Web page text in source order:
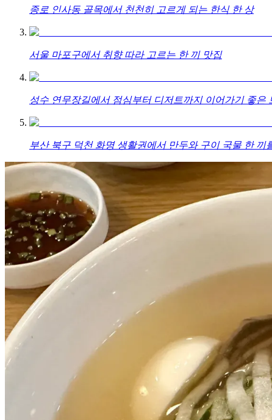
종로 인사동 골목에서 천천히 고르게 되는 한식 한 상
서울 마포구에서 취향 따라 고르는 한 끼 맛집
성수 연무장길에서 점심부터 디저트까지 이어가기 좋은
부산 북구 덕천 화명 생활권에서 만두와 구이 국물 한 끼